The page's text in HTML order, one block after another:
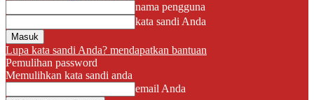
nama pengguna
kata sandi Anda
Lupa kata sandi Anda? mendapatkan bantuan
Pemulihan password
Memulihkan kata sandi anda
email Anda